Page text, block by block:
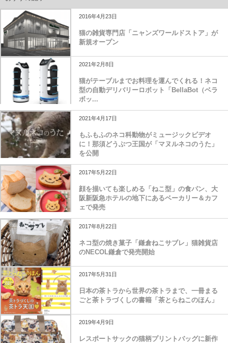
2016年4月23日
猫の雑貨専門店「ニャンズワールドストア」が
新規オープン
2021年2月8日
猫がテーブルまでお料理を運んでくれる！ネコ
型の自動デリバリーロボット「BellaBot（ベラ
ボッ...
2021年4月17日
もふもふのネコ科動物がミュージックビデオ
に！那須どうぶつ王国が「マヌルネコのうた」
を公開
2017年5月22日
顔を描いても楽しめる「ねこ型」の食パン、大
阪新阪急ホテルの地下にあるベーカリー＆カフ
ェで発売
2017年8月22日
ネコ型の焼き菓子「鎌倉ねこサブレ」猫雑貨店
のNECOL鎌倉で発売開始
2017年5月31日
日本の茶トラから世界の茶トラまで、一冊まる
ごと茶トラづくしの書籍「茶とらねこのほん」
2019年4月9日
レスポートサックの猫柄プリントバッグに新作